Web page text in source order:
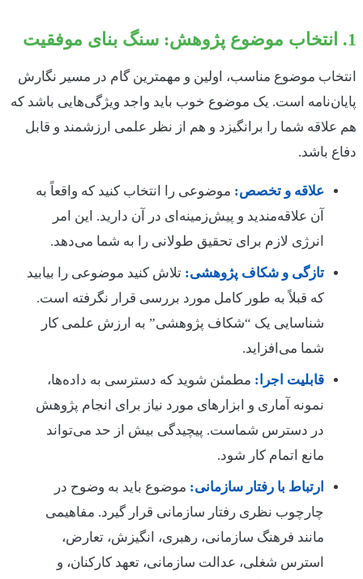
1. انتخاب موضوع پژوهش: سنگ بنای موفقیت
انتخاب موضوع مناسب، اولین و مهمترین گام در مسیر نگارش
پایان‌نامه است. یک موضوع خوب باید واجد ویژگی‌هایی باشد که
هم علاقه شما را برانگیزد و هم از نظر علمی ارزشمند و قابل
دفاع باشد.
علاقه و تخصص: موضوعی را انتخاب کنید که واقعاً به
آن علاقه‌مندید و پیش‌زمینه‌ای در آن دارید. این امر
انرژی لازم برای تحقیق طولانی را به شما می‌دهد.
تازگی و شکاف پژوهشی: تلاش کنید موضوعی را بیابید
که قبلاً به طور کامل مورد بررسی قرار نگرفته است.
شناسایی یک “شکاف پژوهشی” به ارزش علمی کار
شما می‌افزاید.
قابلیت اجرا: مطمئن شوید که دسترسی به داده‌ها،
نمونه آماری و ابزارهای مورد نیاز برای انجام پژوهش
در دسترس شماست. پیچیدگی بیش از حد می‌تواند
مانع اتمام کار شود.
ارتباط با رفتار سازمانی: موضوع باید به وضوح در
چارچوب نظری رفتار سازمانی قرار گیرد. مفاهیمی
مانند فرهنگ سازمانی، رهبری، انگیزش، تعارض،
استرس شغلی، عدالت سازمانی، تعهد کارکنان، و